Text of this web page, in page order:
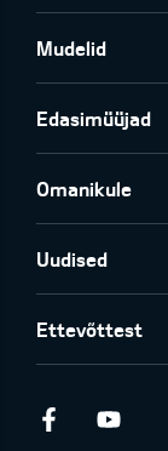
Mudelid
Edasimüüjad
Omanikule
Uudised
Ettevõttest
Facebook